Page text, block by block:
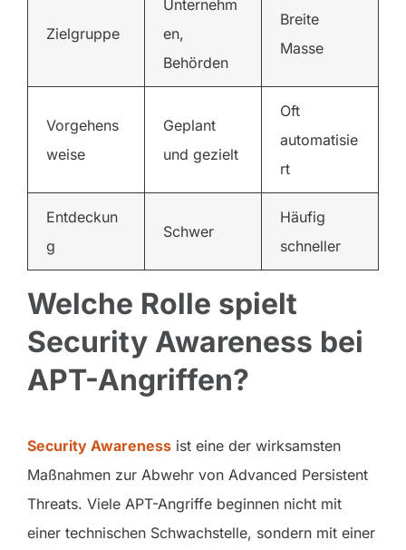
Zielgruppe
Unternehm
en,
Behörden
Breite
Masse
Vorgehens
weise
Geplant
und gezielt
Oft
automatisie
rt
Entdeckun
g
Schwer
Häufig
schneller
Welche Rolle spielt
Security Awareness bei
APT-Angriffen?
Security Awareness ist eine der wirksamsten
Maßnahmen zur Abwehr von Advanced Persistent
Threats. Viele APT-Angriffe beginnen nicht mit
einer technischen Schwachstelle, sondern mit einer